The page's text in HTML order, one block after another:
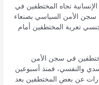
تجاه المختطفين في
الأمن السياسي بصنعاء
تعرية المختطفين أمام
في سجن الأمن
والنفسي، فمنذ أسبوعين
عن بعض المختطفين بعد